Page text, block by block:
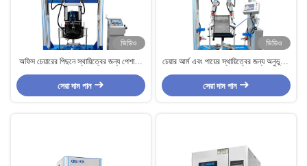
ভিডিও
অফিস চেয়ারের পিছনে স্থায়িত্বের জন্য পেশাদার
আসবাবপত্র পরীক্ষার মেশিন
সেরা দাম পান
ভিডিও
চেয়ার আর্ম এবং পায়ের স্থায়িত্বের জন্য অনুভূমিক
থ্রাস্ট আসবাবপত্র পরীক্ষার মেশিন
সেরা দাম পান